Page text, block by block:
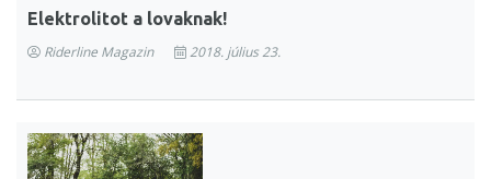
Elektrolitot a lovaknak!
Riderline Magazin 2018. július 23.